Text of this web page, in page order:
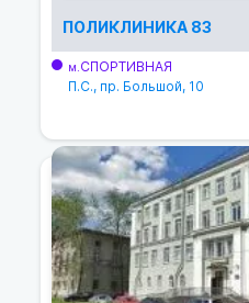
ПОЛИКЛИНИКА 83
м.СПОРТИВНАЯ
П.С., пр. Большой, 10